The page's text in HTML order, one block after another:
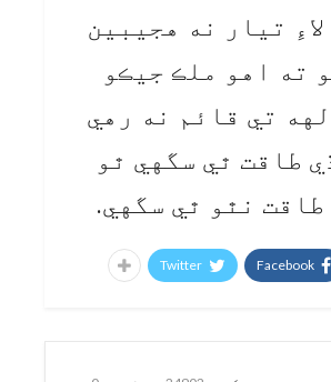
تيار نه هجيبين
ته اهو ملڪ جيڪو
تي قائم نه رهي
طاقت ٿي سگهي ٿو
طاقت نٿو ٿي سگهي.
Facebook
Twitter